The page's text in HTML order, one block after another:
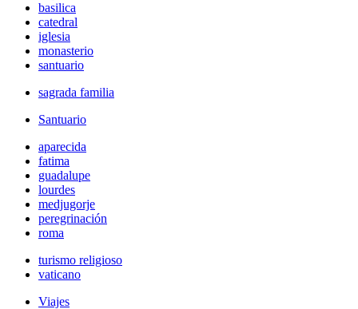
basilica
catedral
iglesia
monasterio
santuario
sagrada familia
Santuario
aparecida
fatima
guadalupe
lourdes
medjugorje
peregrinación
roma
turismo religioso
vaticano
Viajes